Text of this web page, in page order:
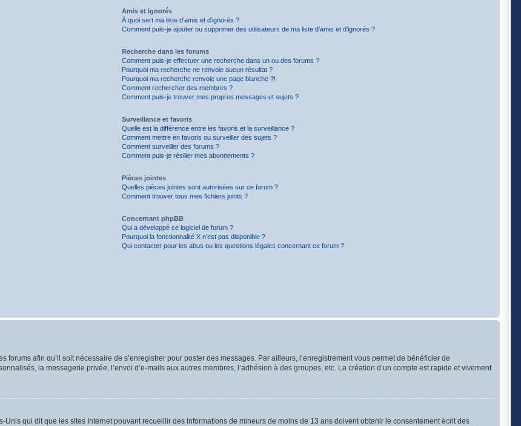
Amis et ignorés
À quoi sert ma liste d’amis et d’ignorés ?
Comment puis-je ajouter ou supprimer des utilisateurs de ma liste d’amis et d’ignorés ?
Recherche dans les forums
Comment puis-je effectuer une recherche dans un ou des forums ?
Pourquoi ma recherche ne renvoie aucun résultat ?
Pourquoi ma recherche renvoie une page blanche ?!
Comment rechercher des membres ?
Comment puis-je trouver mes propres messages et sujets ?
Surveillance et favoris
Quelle est la différence entre les favoris et la surveillance ?
Comment mettre en favoris ou surveiller des sujets ?
Comment surveiller des forums ?
Comment puis-je résilier mes abonnements ?
Pièces jointes
Quelles pièces jointes sont autorisées sur ce forum ?
Comment trouver tous mes fichiers joints ?
Concernant phpBB
Qui a développé ce logiciel de forum ?
Pourquoi la fonctionnalité X n’est pas disponible ?
Qui contacter pour les abus ou les questions légales concernant ce forum ?
afin qu’il soit nécessaire de s’enregistrer pour poster des messages. Par ailleurs, l’enregistrement vous permet de bénéficier de
la messagerie privée, l’envoi d’e-mails aux autres membres, l’adhésion à des groupes, etc. La création d’un compte est rapide et vivement
Unis qui dit que les sites Internet pouvant recueillir des informations de mineurs de moins de 13 ans doivent obtenir le consentement écrit des